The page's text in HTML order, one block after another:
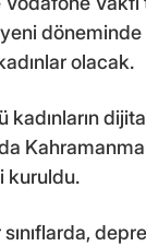
olacak.
kadınların
kuruldu.